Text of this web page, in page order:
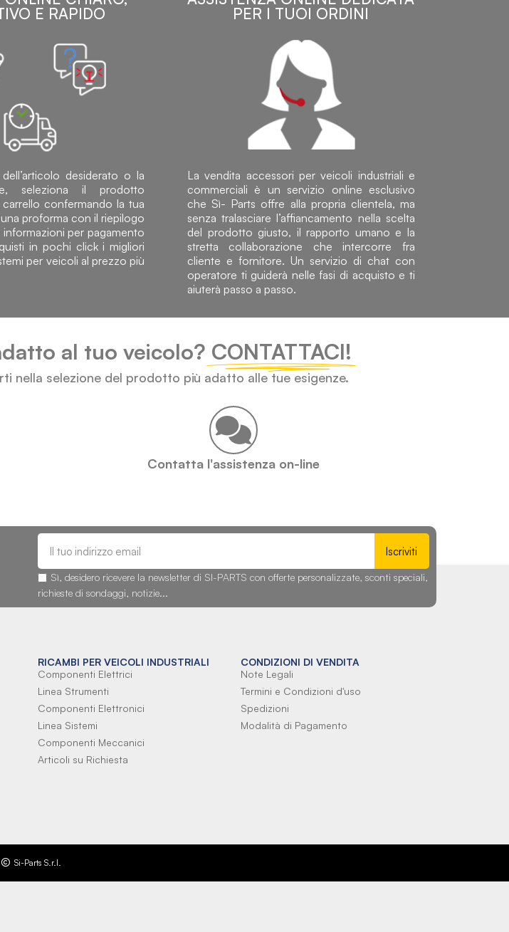
E RAPIDO
desiderato o la
seleziona il prodotto
confermando la tua
proforma con il riepilogo
informazioni per pagamento
in pochi click i migliori
per veicoli al prezzo più
PER I TUOI ORDINI
La vendita accessori per veicoli industriali e
commerciali è un servizio online esclusivo
che Sì- Parts offre alla propria clientela, ma
senza tralasciare l’affiancamento nella scelta
del prodotto giusto, il rapporto umano e la
stretta collaborazione che intercorre fra
cliente e fornitore. Un servizio di chat con
operatore ti guiderà nelle fasi di acquisto e ti
aiuterà passo a passo.
al tuo veicolo? CONTATTACI!
nella selezione del prodotto più adatto alle tue esigenze.
Contatta l'assistenza on-line
Iscriviti
Sì, desidero ricevere la newsletter di SI-PARTS con offerte personalizzate, sconti speciali,
richieste di sondaggi, notizie...
RICAMBI PER VEICOLI INDUSTRIALI
Componenti Elettrici
Linea Strumenti
Componenti Elettronici
Linea Sistemi
Componenti Meccanici
Articoli su Richiesta
CONDIZIONI DI VENDITA
Note Legali
Termini e Condizioni d'uso
Spedizioni
Modalità di Pagamento
Si-Parts S.r.l.